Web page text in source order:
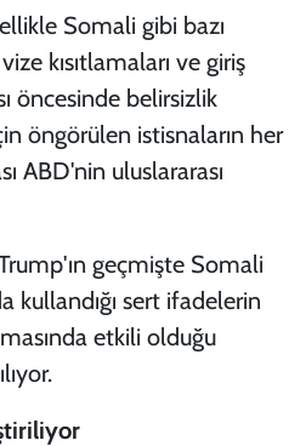
Somali gibi bazı
kısıtlamaları ve giriş
öncesinde belirsizlik
öngörülen istisnaların her
ABD'nin uluslararası
geçmişte Somali
kullandığı sert ifadelerin
etkili olduğu